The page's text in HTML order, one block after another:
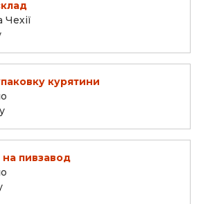
Чехії
курятини
пивзавод